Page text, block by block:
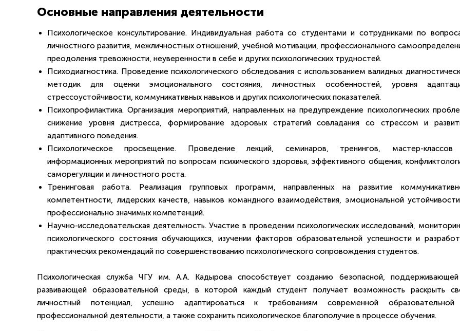
Основные направления деятельности
Психологическое консультирование. Индивидуальная работа со студентами и сотрудниками по
личностного развития, межличностных отношений, учебной мотивации, профессионального
преодоления тревожности, неуверенности в себе и других психологических трудностей.
Психодиагностика. Проведение психологического обследования с использованием валидных
методик для оценки эмоционального состояния, личностных особенностей, уровня
стрессоустойчивости, коммуникативных навыков и других психологических показателей.
Психопрофилактика. Организация мероприятий, направленных на предупреждение психологических
снижение уровня дистресса, формирование здоровых стратегий совладания со стрессом и
адаптивного поведения.
Психологическое просвещение. Проведение лекций, семинаров, тренингов, мастер-
информационных мероприятий по вопросам психического здоровья, эффективного общения,
саморегуляции и личностного роста.
Тренинговая работа. Реализация групповых программ, направленных на развитие
компетентности, лидерских качеств, навыков командного взаимодействия, эмоциональной
профессионально значимых компетенций.
Научно-исследовательская деятельность. Участие в проведении психологических исследований,
психологического состояния обучающихся, изучении факторов образовательной успешности и
практических рекомендаций по совершенствованию психологического сопровождения студентов.
Психологическая служба ЧГУ им. А.А. Кадырова способствует созданию безопасной,
развивающей образовательной среды, в которой каждый студент получает возможность раскрыть
личностный потенциал, успешно адаптироваться к требованиям современной
профессиональной деятельности, а также сохранить психологическое благополучие в процессе обучения.